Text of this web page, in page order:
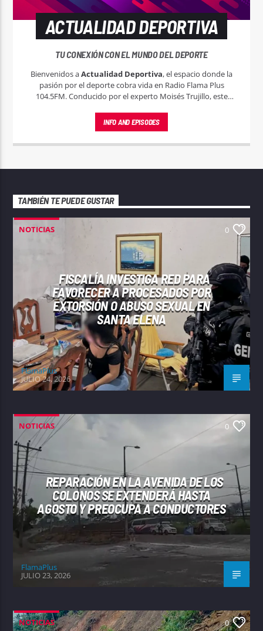
ACTUALIDAD DEPORTIVA
TU CONEXIÓN CON EL MUNDO DEL DEPORTE
Bienvenidos aActualidad Deportiva, el espacio donde la
pasión por el deporte cobra vida en Radio Flama Plus
104.5FM. Conducido por el experto Moisés Trujillo, este
INFO AND EPISODES
TAMBIÉN TE PUEDE GUSTAR
NOTICIAS 0
FISCALÍA INVESTIGA RED PARA
FAVORECER A PROCESADOS POR
EXTORSIÓN O ABUSO SEXUAL EN
SANTA ELENA
FlamaPlus
JULIO 24, 2026
NOTICIAS 0
REPARACIÓN EN LA AVENIDA DE LOS
COLONOS SE EXTENDERÁ HASTA
AGOSTO Y PREOCUPA A CONDUCTORES
FlamaPlus
JULIO 23, 2026
NOTICIAS 0